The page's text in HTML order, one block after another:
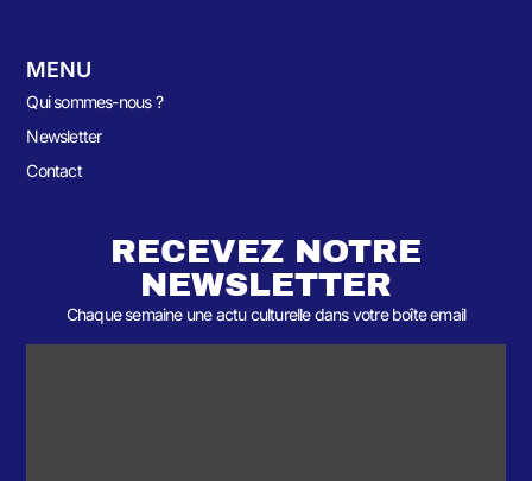
MENU
Qui sommes-nous ?
Newsletter
Contact
RECEVEZ NOTRE
NEWSLETTER
Chaque semaine une actu culturelle dans votre boîte email